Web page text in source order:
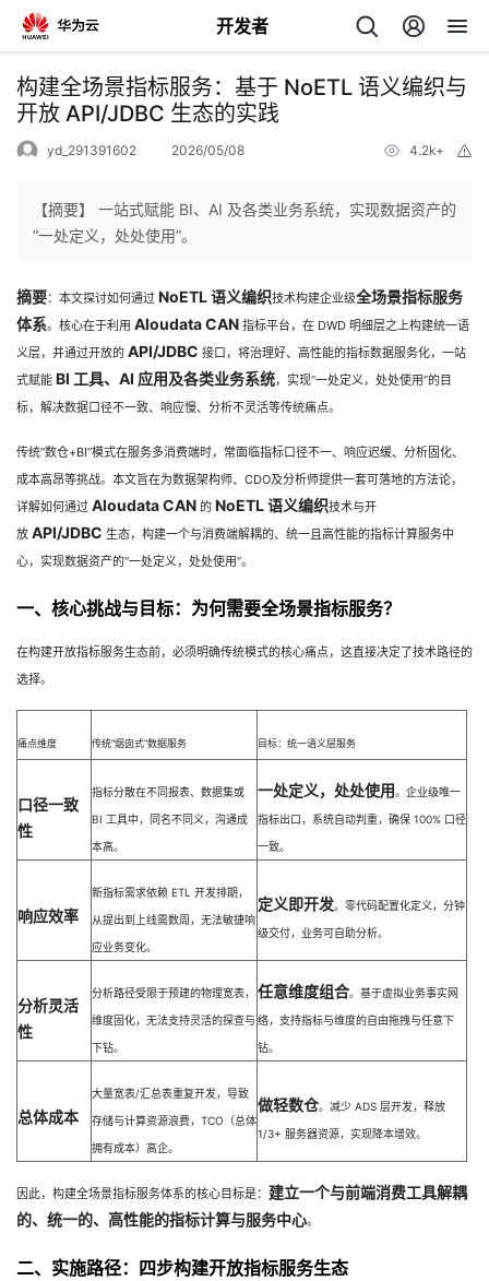
开发者
返
回
人
主
我
发
者
博
客
的
论
我
的
我
注
开
发
者
学
堂
我
的
Programs
我
的
支
持
我
的
我
构建全场景指标服务：基于 NoETL 语义编织与
开放 API/JDBC 生态的实践
yd_291391602 2026/05/08 4.2k+
【摘要】 一站式赋能 BI、AI 及各类业务系统，实现数据资产的
“一处定义，处处使用”。
摘要：本文探讨如何通过 NoETL 语义编织技术构建企业级全场景指标服务
体系。核心在于利用 Aloudata CAN 指标平台，在 DWD 明细层之上构建统一语
义层，并通过开放的 API/JDBC 接口，将治理好、高性能的指标数据服务化，一站
式赋能 BI 工具、AI 应用及各类业务系统，实现“一处定义，处处使用”的目
标，解决数据口径不一致、响应慢、分析不灵活等传统痛点。
传统“数仓+BI”模式在服务多消费端时，常面临指标口径不一、响应迟缓、分析固化、
成本高昂等挑战。本文旨在为数据架构师、CDO及分析师提供一套可落地的方法论，
详解如何通过 Aloudata CAN 的 NoETL 语义编织技术与开
放 API/JDBC 生态，构建一个与消费端解耦的、统一且高性能的指标计算服务中
心，实现数据资产的“一处定义，处处使用”。
一、核心挑战与目标：为何需要全场景指标服务？
在构建开放指标服务生态前，必须明确传统模式的核心痛点，这直接决定了技术路径的
选择。
痛点维度 传统“烟囱式”数据服务 目标：统一语义层服务
口径一致
性
指标分散在不同报表、数据集或
BI 工具中，同名不同义，沟通成
本高。
一处定义，处处使用。企业级唯一
指标出口，系统自动判重，确保 100% 口径
一致。
响应效率
新指标需求依赖 ETL 开发排期，
从提出到上线需数周，无法敏捷响
应业务变化。
定义即开发。零代码配置化定义，分钟
级交付，业务可自助分析。
分析灵活
性
分析路径受限于预建的物理宽表，
维度固化，无法支持灵活的探查与
下钻。
任意维度组合。基于虚拟业务事实网
络，支持指标与维度的自由拖拽与任意下
钻。
总体成本
大量宽表/汇总表重复开发，导致
存储与计算资源浪费，TCO（总体
拥有成本）高企。
做轻数仓。减少 ADS 层开发，释放
1/3+ 服务器资源，实现降本增效。
因此，构建全场景指标服务体系的核心目标是： 建立一个与前端消费工具解耦
的、统一的、高性能的指标计算与服务中心。
二、实施路径：四步构建开放指标服务生态